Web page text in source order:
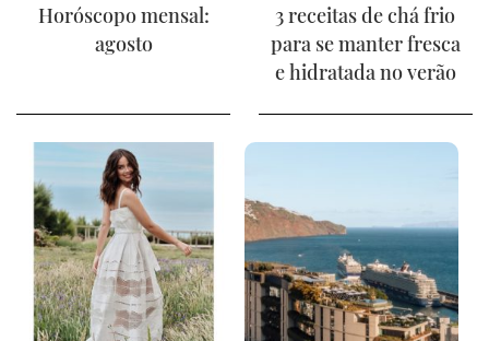
Horóscopo mensal:
agosto
3 receitas de chá frio
para se manter fresca
e hidratada no verão